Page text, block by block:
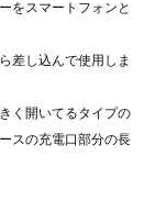
をスマートフォンと
差し込んで使用しま
く開いてるタイプの
スの充電口部分の長